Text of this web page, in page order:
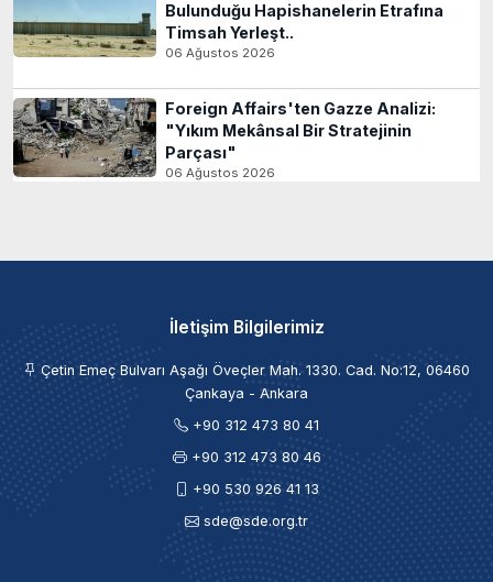
Bulunduğu Hapishanelerin Etrafına
Timsah Yerleşt..
06 Ağustos 2026
Foreign Affairs'ten Gazze Analizi:
"Yıkım Mekânsal Bir Stratejinin
Parçası"
06 Ağustos 2026
İletişim Bilgilerimiz
Çetin Emeç Bulvarı Aşağı Öveçler Mah. 1330. Cad. No:12, 06460
Çankaya - Ankara
+90 312 473 80 41
+90 312 473 80 46
+90 530 926 41 13
sde@sde.org.tr